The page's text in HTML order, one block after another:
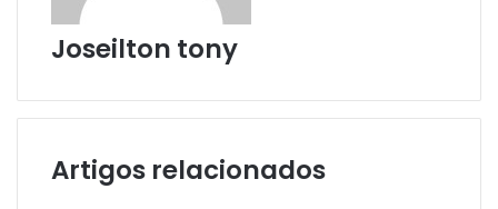
Joseilton tony
Artigos relacionados